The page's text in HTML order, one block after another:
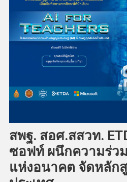
สพฐ. สอศ.สสวท.
ซอฟท์ ผนึกความร่ว
แห่งอนาคต จัดหลัก